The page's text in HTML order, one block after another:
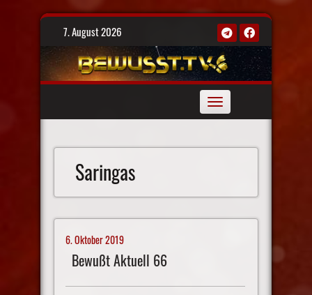
Skip
7. August 2026
Toggle
navigation
Saringas
6. Oktober 2019
Bewußt Aktuell 66